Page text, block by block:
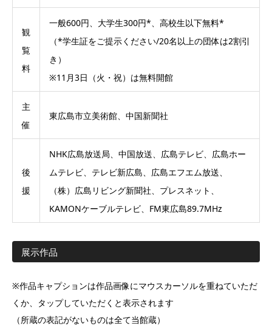
観
覧
料
一般600円、大学生300円*、高校生以下無料*
（*学生証をご提示ください/20名以上の団体は2割引
き）
※11月3日（火・祝）は無料開館
主
催
東広島市立美術館、中国新聞社
後
援
NHK広島放送局、中国放送、広島テレビ、広島ホー
ムテレビ、テレビ新広島、広島エフエム放送、
（株）広島リビング新聞社、プレスネット、
KAMONケーブルテレビ、FM東広島89.7MHz
展示作品
※作品キャプションは作品画像にマウスカーソルを重ねていただ
くか、タップしていただくと表示されます
（所蔵の表記がないものは全て当館蔵）